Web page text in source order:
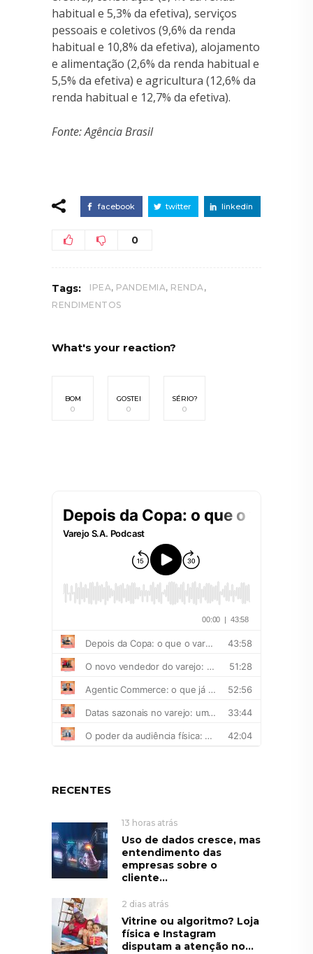
habitual e 5,3% da efetiva), serviços
pessoais e coletivos (9,6% da renda
habitual e 10,8% da efetiva), alojamento
e alimentação (2,6% da renda habitual e
5,5% da efetiva) e agricultura (12,6% da
renda habitual e 12,7% da efetiva).
Fonte: Agência Brasil
facebook twitter linkedin
0
Tags: IPEA, PANDEMIA, RENDA,
RENDIMENTOS
What's your reaction?
BOM
0
GOSTEI
0
SÉRIO?
0
RECENTES
13 horas atrás
Uso de dados cresce, mas
entendimento das
empresas sobre o
cliente...
2 dias atrás
Vitrine ou algoritmo? Loja
física e Instagram
disputam a atenção no...